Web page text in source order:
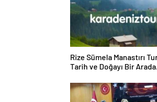
Rize Sümela Manastırı
Tarih ve Doğayı Bir Arada